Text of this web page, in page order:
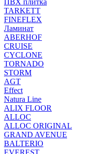
ПВХ плитка
TARKETT
FINEFLEX
Ламинат
ABERHOF
CRUISE
CYCLONE
TORNADO
STORM
AGT
Effect
Natura Line
ALIX FLOOR
ALLOC
ALLOC ORIGINAL
GRAND AVENUE
BALTERIO
EVEREST